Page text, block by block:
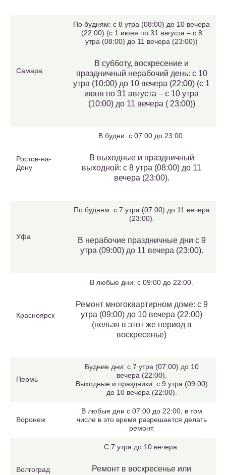
Самара
По будням: с 8 утра (08:00) до 10 вечера
(22:00) (с 1 июня по 31 августа – с 8
утра (08:00) до 11 вечера (23:00))
В субботу, воскресение и
праздничный нерабочий день: с 10
утра (10:00) до 10 вечера (22:00) (с 1
июня по 31 августа – с 10 утра
(10:00) до 11 вечера ( 23:00))
Ростов-на-
Дону
В будни: с 07:00 до 23:00.
В выходные и праздничный
выходной: с 8 утра (08:00) до 11
вечера (23:00).
Уфа
По будням: с 7 утра (07:00) до 11 вечера
(23:00).
В нерабочие праздничные дни с 9
утра (09:00) до 11 вечера (23:00).
Красноярск
В любые дни: с 09:00 до 22:00.
Ремонт многоквартирном доме: с 9
утра (09:00) до 10 вечера (22:00)
(нельзя в этот же период в
воскресенье)
Пермь
Будние дни: с 7 утра (07:00) до 10
вечера (22:00).
Выходные и праздники: с 9 утра (09:00)
до 10 вечера (22:00).
Воронеж
В любые дни с 07:00 до 22:00, в том
числе в это время разрешается делать
ремонт.
Волгоград
С 7 утра до 10 вечера.
Ремонт в воскресенье или